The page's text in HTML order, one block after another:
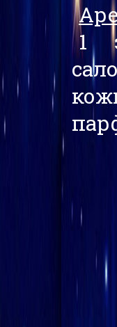
1